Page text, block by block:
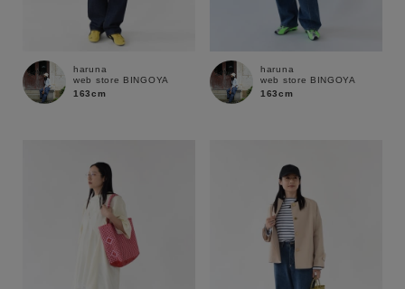
haruna
web store BINGOYA
163cm
haruna
web store BINGOYA
163cm